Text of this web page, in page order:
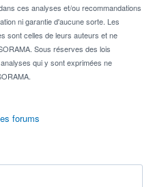
ces analyses et/ou recommandations
ni garantie d'aucune sorte. Les
sont celles de leurs auteurs et ne
Sous réserves des lois
qui y sont exprimées ne
forums